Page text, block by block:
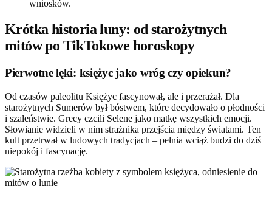
wniosków.
Krótka historia luny: od starożytnych
mitów po TikTokowe horoskopy
Pierwotne lęki: księżyc jako wróg czy opiekun?
Od czasów paleolitu Księżyc fascynował, ale i przerażał. Dla
starożytnych Sumerów był bóstwem, które decydowało o płodności
i szaleństwie. Grecy czcili Selene jako matkę wszystkich emocji.
Słowianie widzieli w nim strażnika przejścia między światami. Ten
kult przetrwał w ludowych tradycjach – pełnia wciąż budzi do dziś
niepokój i fascynację.